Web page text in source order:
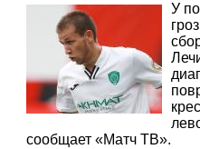
У
сообщает «Матч ТВ».